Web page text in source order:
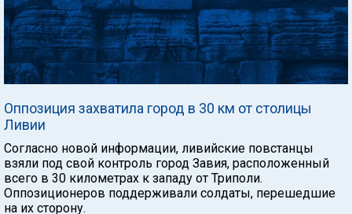
Оппозиция захватила город в 30 км от столицы
Ливии
Согласно новой информации, ливийские повстанцы
взяли под свой контроль город Завия, расположенный
всего в 30 километрах к западу от Триполи.
Оппозиционеров поддерживали солдаты, перешедшие
на их сторону.